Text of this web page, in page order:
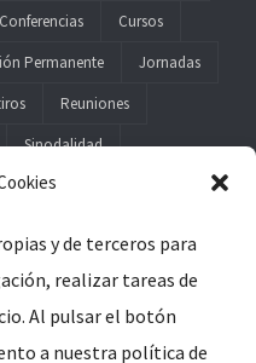
y de terceros para
realizar tareas de
Al pulsar el botón
a nuestra política de
Conferencias
Cursos
Permanente
Jornadas
Reuniones
Sinodalidad